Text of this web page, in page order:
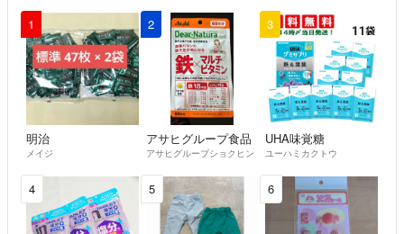
1
明治
メイジ
2
アサヒグループ食品
アサヒグループショクヒン
3
UHA味覚糖
ユーハミカクトウ
4 5 6